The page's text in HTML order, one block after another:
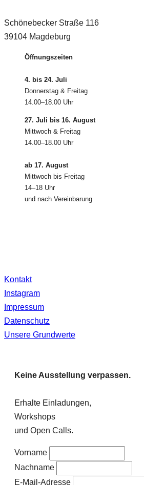
Schönebecker Straße 116
39104 Magdeburg
Öffnungszeiten
4. bis 24. Juli
Donnerstag & Freitag
14.00–18.00 Uhr
27. Juli bis 16. August
Mittwoch & Freitag
14.00–18.00 Uhr
ab 17. August
Mittwoch bis Freitag
14–18 Uhr
und nach Vereinbarung
Kontakt
Instagram
Impressum
Datenschutz
Unsere Grundwerte
Keine Ausstellung verpassen.
Erhalte Einladungen,
Workshops
und Open Calls.
Vorname
Nachname
E-Mail-Adresse